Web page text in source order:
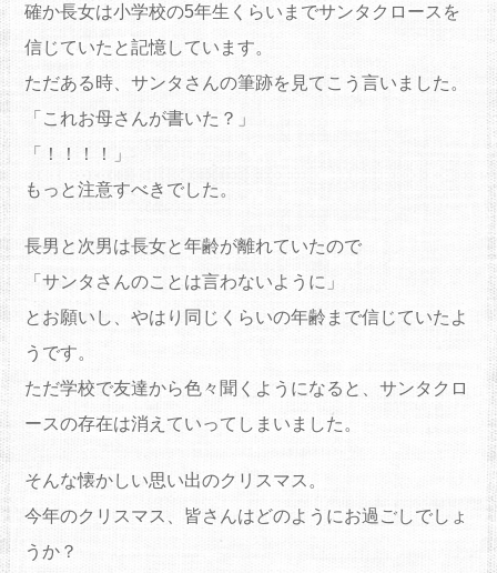
確か長女は小学校の5年生くらいまでサンタクロースを
信じていたと記憶しています。
ただある時、サンタさんの筆跡を見てこう言いました。
「これお母さんが書いた？」
「！！！！」
もっと注意すべきでした。
長男と次男は長女と年齢が離れていたので
「サンタさんのことは言わないように」
とお願いし、やはり同じくらいの年齢まで信じていたよ
うです。
ただ学校で友達から色々聞くようになると、サンタクロ
ースの存在は消えていってしまいました。
そんな懐かしい思い出のクリスマス。
今年のクリスマス、皆さんはどのようにお過ごしでしょ
うか？